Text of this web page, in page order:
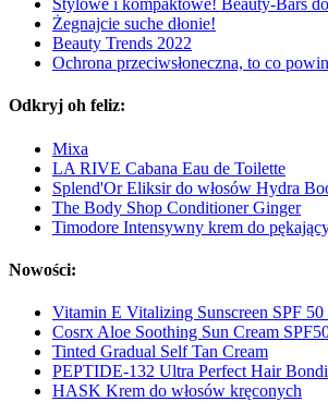
Stylowe i kompaktowe! Beauty-Bars
Żegnajcie suche dłonie!
Beauty Trends 2022
Ochrona przeciwsłoneczna, to co
Odkryj oh feliz:
Mixa
LA RIVE Cabana Eau de Toilette
Splend'Or Eliksir do włosów Hydra
The Body Shop Conditioner Ginger
Timodore Intensywny krem do
Nowości:
Vitamin E Vitalizing Sunscreen SPF
Cosrx Aloe Soothing Sun Cream
Tinted Gradual Self Tan Cream
PEPTIDE-132 Ultra Perfect Hair
HASK Krem do włosów kręconych